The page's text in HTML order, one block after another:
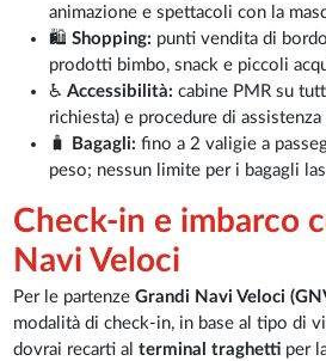
animazione e spettacoli con la
🛍️Shopping: punti vendita di
prodotti bimbo, snack e piccoli
♿Accessibilità: cabine PMR su
richiesta) e procedure di assistenza
🧳
Bagagli: fino a 2 valigie a
peso; nessun limite per i bagagli
Check-in e imbarco
Navi Veloci
Per le partenzeGrandi Navi Veloci
modalità di check-in, in base al tipo di
dovrai recarti alterminal traghetti per